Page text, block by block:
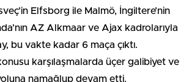
Elfsborg ile Malmö, İngiltere’nin
AZ Alkmaar ve Ajax kadrolarıyla
bu vakte kadar 6 maça çıktı.
karşılaşmalarda üçer galibiyet ve
namağlup devam etti.